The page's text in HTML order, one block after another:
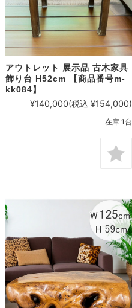
アウトレット 展示品 古木家具
飾り台 H52cm 【商品番号m-
kk084】
¥140,000(税込 ¥154,000)
在庫 1台